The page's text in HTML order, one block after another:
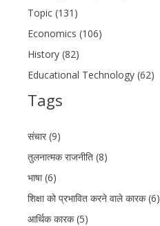
Topic (131)
Economics (106)
History (82)
Educational Technology (62)
Tags
संचार (9)
तुलनात्मक राजनीति (8)
भाषा (6)
शिक्षा को प्रभावित करने वाले कारक (6)
आर्थिक कारक (5)